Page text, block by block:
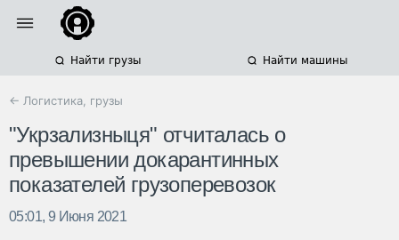
Найти грузы Найти машины
← Логистика, грузы
"Укрзализныця" отчиталась о
превышении докарантинных
показателей грузоперевозок
05:01, 9 Июня 2021